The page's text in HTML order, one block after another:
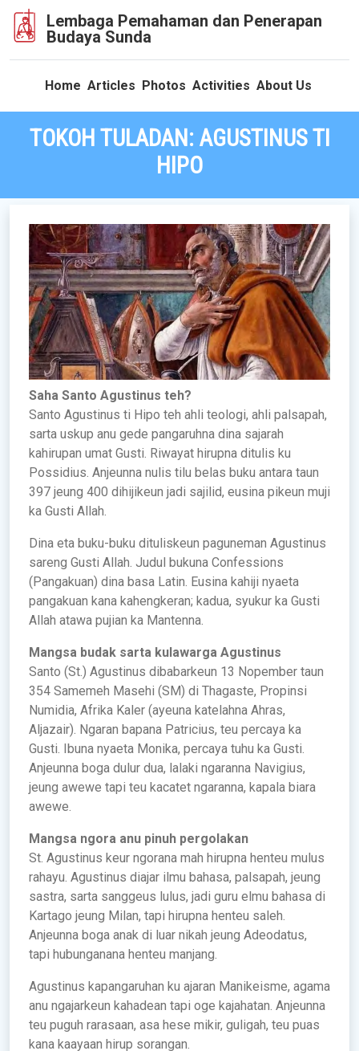
Lembaga Pemahaman dan Penerapan
Budaya Sunda
Home Articles Photos Activities About Us
TOKOH TULADAN: AGUSTINUS TI
HIPO
Saha Santo Agustinus teh?
Santo Agustinus ti Hipo teh ahli teologi, ahli palsapah,
sarta uskup anu gede pangaruhna dina sajarah
kahirupan umat Gusti. Riwayat hirupna ditulis ku
Possidius. Anjeunna nulis tilu belas buku antara taun
397 jeung 400 dihijikeun jadi sajilid, eusina pikeun muji
ka Gusti Allah.
Dina eta buku-buku dituliskeun paguneman Agustinus
sareng Gusti Allah. Judul bukuna Confessions
(Pangakuan) dina basa Latin. Eusina kahiji nyaeta
pangakuan kana kahengkeran; kadua, syukur ka Gusti
Allah atawa pujian ka Mantenna.
Mangsa budak sarta kulawarga Agustinus
Santo (St.) Agustinus dibabarkeun 13 Nopember taun
354 Samemeh Masehi (SM) di Thagaste, Propinsi
Numidia, Afrika Kaler (ayeuna katelahna Ahras,
Aljazair). Ngaran bapana Patricius, teu percaya ka
Gusti. Ibuna nyaeta Monika, percaya tuhu ka Gusti.
Anjeunna boga dulur dua, lalaki ngaranna Navigius,
jeung awewe tapi teu kacatet ngaranna, kapala biara
awewe.
Mangsa ngora anu pinuh pergolakan
St. Agustinus keur ngorana mah hirupna henteu mulus
rahayu. Agustinus diajar ilmu bahasa, palsapah, jeung
sastra, sarta sanggeus lulus, jadi guru elmu bahasa di
Kartago jeung Milan, tapi hirupna henteu saleh.
Anjeunna boga anak di luar nikah jeung Adeodatus,
tapi hubunganana henteu manjang.
Agustinus kapangaruhan ku ajaran Manikeisme, agama
anu ngajarkeun kahadean tapi oge kajahatan. Anjeunna
teu puguh rarasaan, asa hese mikir, guligah, teu puas
kana kaayaan hirup sorangan.